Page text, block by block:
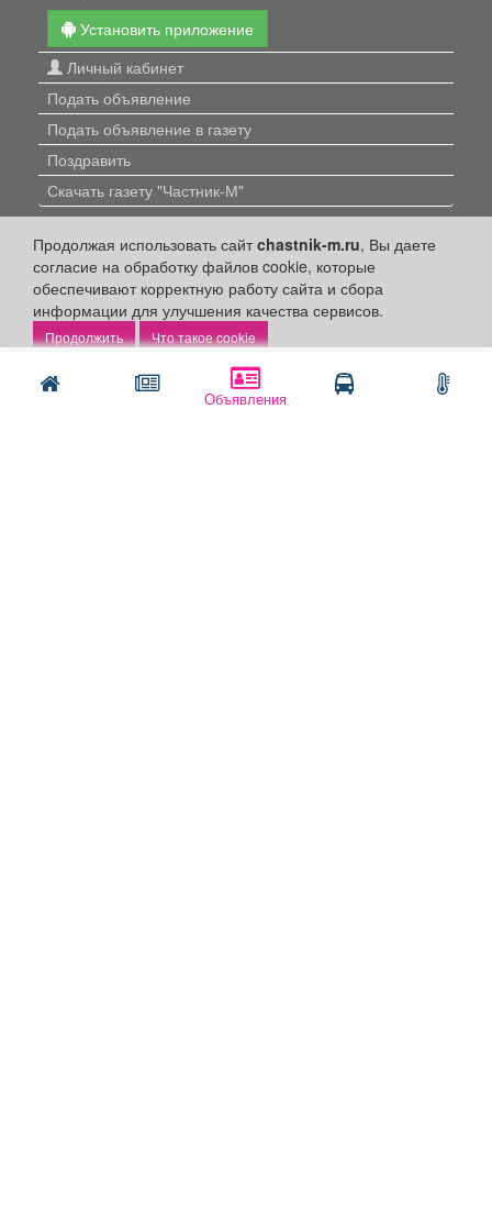
Объявления
Написать Позвонить
Продолжая использовать сайтchastnik-m.ru, Вы даете
согласие на обработку файлов cookie, которые
обеспечивают корректную работу сайта и сбора
информации для улучшения качества сервисов.
Что такое cookie
Установить приложение
Личный кабинет
Подать объявление
Подать объявление в газету
Поздравить
Скачать газету "Частник-М"
Рекламодателям:
Бизнес-кабинет
Заказать рекламу
Оплата услуг:
Расценки